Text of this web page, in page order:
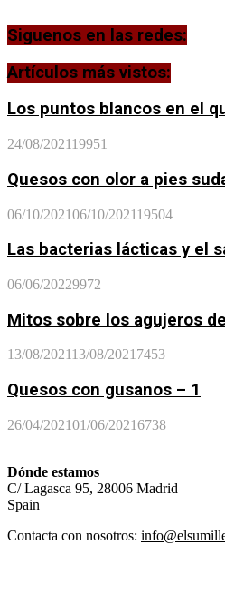
Siguenos en las redes:
Artículos más vistos:
Los puntos blancos en el
24/08/202119951
Quesos con olor a pies
06/10/202106/10/202119504
Las bacterias lácticas y el
06/06/20229972
Mitos sobre los agujeros
13/08/202113/08/20217453
Quesos con gusanos – 1
26/04/202101/06/20216738
Dónde estamos
C/ Lagasca 95, 28006 Madrid
Spain
Contacta con nosotros: